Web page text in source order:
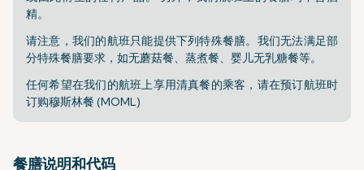
精。
请注意，我们的航班只能提供下列特殊餐膳。我们无法满足部
分特殊餐膳要求，如无蘑菇餐、蒸煮餐、婴儿无乳糖餐等。
任何希望在我们的航班上享用清真餐的乘客，请在预订航班时
订购穆斯林餐 (MOML)
餐膳说明和代码